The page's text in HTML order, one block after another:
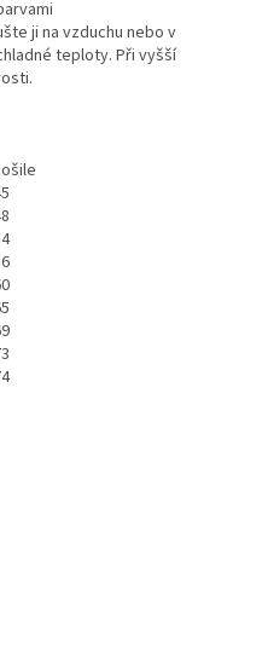
ji na vzduchu nebo v
teploty. Při vyšší